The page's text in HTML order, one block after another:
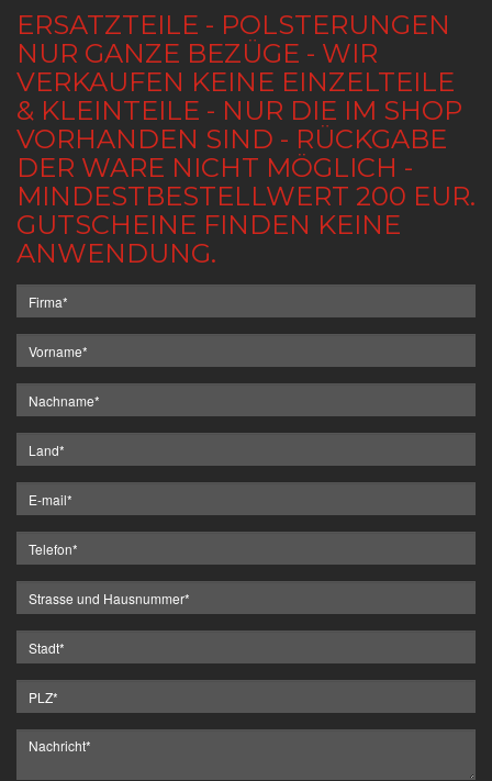
ERSATZTEILE - POLSTERUNGEN
NUR GANZE BEZÜGE - WIR
VERKAUFEN KEINE EINZELTEILE
& KLEINTEILE - NUR DIE IM SHOP
VORHANDEN SIND - RÜCKGABE
DER WARE NICHT MÖGLICH -
MINDESTBESTELLWERT 200 EUR.
GUTSCHEINE FINDEN KEINE
ANWENDUNG.